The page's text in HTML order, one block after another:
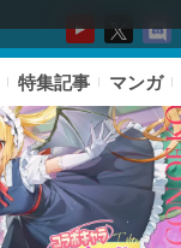
特集記事 マンガ